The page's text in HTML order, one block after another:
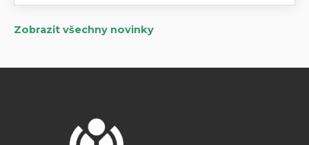
Zobrazit všechny novinky